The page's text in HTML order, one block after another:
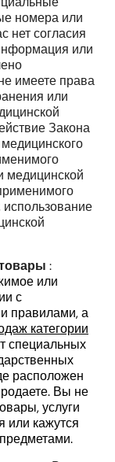
номера или
нет согласия
или
имеете права
или
Закона
медицинской
использование
:
или
с
правилами, а
категории
специальных
расположен
Вы не
услуги
или кажутся